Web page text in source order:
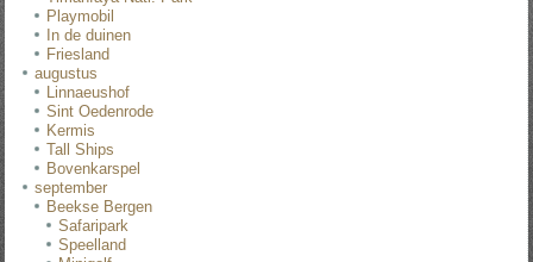
Playmobil
In de duinen
Friesland
augustus
Linnaeushof
Sint Oedenrode
Kermis
Tall Ships
Bovenkarspel
september
Beekse Bergen
Safaripark
Speelland